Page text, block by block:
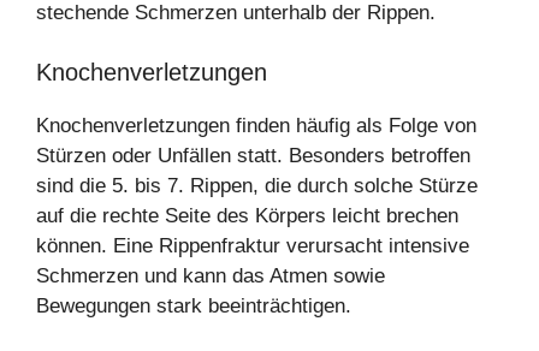
stechende Schmerzen unterhalb der Rippen.
Knochenverletzungen
Knochenverletzungen finden häufig als Folge von
Stürzen oder Unfällen statt. Besonders betroffen
sind die 5. bis 7. Rippen, die durch solche Stürze
auf die rechte Seite des Körpers leicht brechen
können. Eine Rippenfraktur verursacht intensive
Schmerzen und kann das Atmen sowie
Bewegungen stark beeinträchtigen.